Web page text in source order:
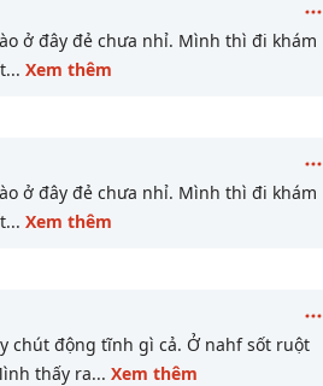
ở đây đẻ chưa nhỉ. Mình thì đi khám
... Xem thêm
ở đây đẻ chưa nhỉ. Mình thì đi khám
... Xem thêm
chút động tĩnh gì cả. Ở nahf sốt ruột
thấy ra... Xem thêm